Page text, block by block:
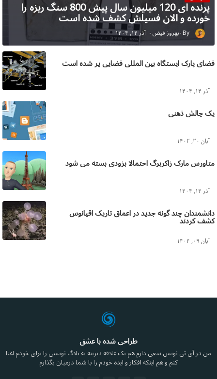
پرنده ای 120 میلیون سال پیش 800 سنگ ریزه را
خورده و الان فسیلش کشف شده است
بهروز فیض آذر ۱۴, ۱۴۰۴
فضای پارک ایستگاه بین المللی فضایی پر شده است
آذر ۱۴, ۱۴۰۴
یک چالش ذهنی
آبان ۲۰, ۱۴۰۲
متاورس مارک زاکربرگ احتمالا بزودی بسته می شود
آذر ۱۴, ۱۴۰۴
دانشمندان چند گونه جدید در اعماق تاریک اقیانوس
کشف کردند
آبان ۰۹, ۱۴۰۴
طراحی شده با عشق
من در آی تی نویس سعی دارم هم یک علاقه دیرینه به بلاگ نویسی را برای خودم اغنا
کنم و هم اینکه افکار و ایده خودم را با شما درمیان بگذارم